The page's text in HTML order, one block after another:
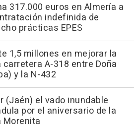
317.000 euros en Almería a
indefinida de
prácticas EPES
1,5 millones en mejorar la
A-318 entre Doña
y la N-432
(Jaén) el vado inundable
por el aniversario de la
Morenita